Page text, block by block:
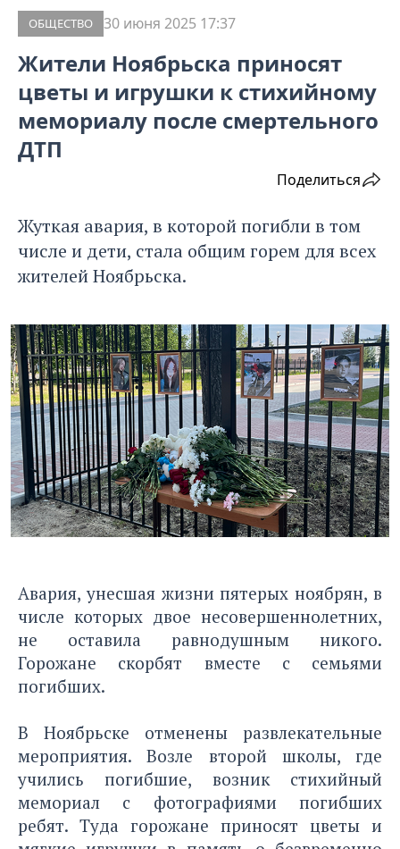
ОБЩЕСТВО 30 июня 2025 17:37
Жители Ноябрьска приносят
цветы и игрушки к стихийному
мемориалу после смертельного
ДТП
Поделиться
Жуткая авария, в которой погибли в том
числе и дети, стала общим горем для всех
жителей Ноябрьска.
Авария, унесшая жизни пятерых ноябрян, в
числе которых двое несовершеннолетних,
не оставила равнодушным никого.
Горожане скорбят вместе с семьями
погибших.
В Ноябрьске отменены развлекательные
мероприятия. Возле второй школы, где
учились погибшие, возник стихийный
мемориал с фотографиями погибших
ребят. Туда горожане приносят цветы и